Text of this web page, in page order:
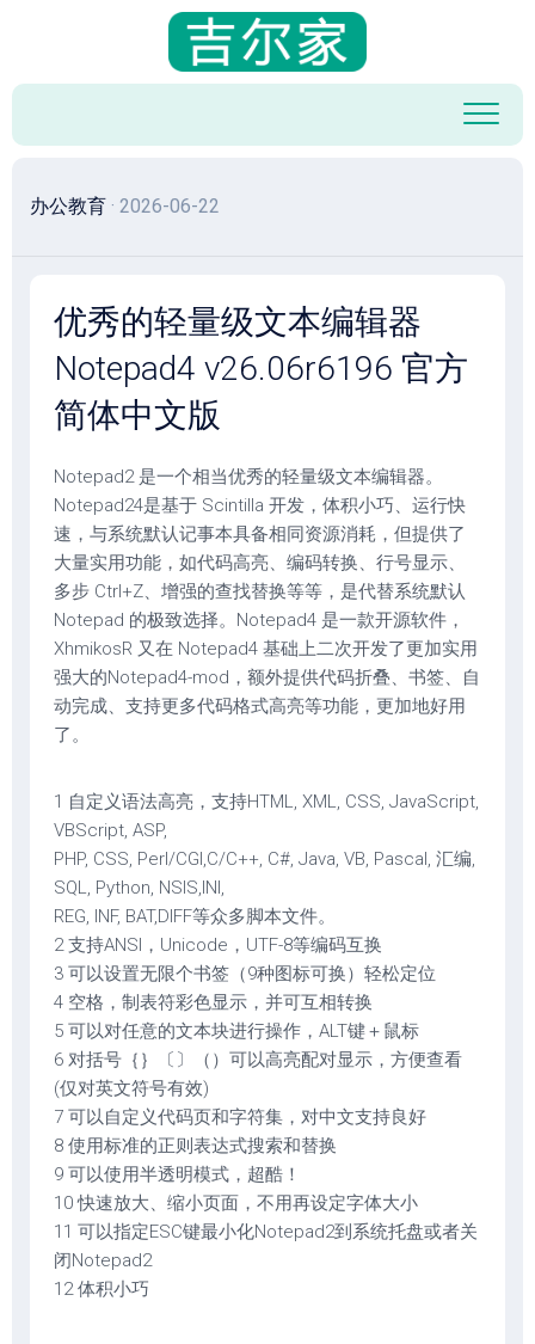
容
办公教育 · 2026-06-22
优秀的轻量级文本编辑器
Notepad4 v26.06r6196 官方
简体中文版
Notepad2 是一个相当优秀的轻量级文本编辑器。
Notepad24是基于 Scintilla 开发，体积小巧、运行快
速，与系统默认记事本具备相同资源消耗，但提供了
大量实用功能，如代码高亮、编码转换、行号显示、
多步 Ctrl+Z、增强的查找替换等等，是代替系统默认
Notepad 的极致选择。Notepad4 是一款开源软件，
XhmikosR 又在 Notepad4 基础上二次开发了更加实用
强大的Notepad4-mod，额外提供代码折叠、书签、自
动完成、支持更多代码格式高亮等功能，更加地好用
了。
1 自定义语法高亮，支持HTML, XML, CSS, JavaScript,
VBScript, ASP,
PHP, CSS, Perl/CGI,C/C++, C#, Java, VB, Pascal, 汇编,
SQL, Python, NSIS,INI,
REG, INF, BAT,DIFF等众多脚本文件。
2 支持ANSI，Unicode，UTF-8等编码互换
3 可以设置无限个书签（9种图标可换）轻松定位
4 空格，制表符彩色显示，并可互相转换
5 可以对任意的文本块进行操作，ALT键＋鼠标
6 对括号｛｝〔〕（）可以高亮配对显示，方便查看
(仅对英文符号有效)
7 可以自定义代码页和字符集，对中文支持良好
8 使用标准的正则表达式搜索和替换
9 可以使用半透明模式，超酷！
10 快速放大、缩小页面，不用再设定字体大小
11 可以指定ESC键最小化Notepad2到系统托盘或者关
闭Notepad2
12 体积小巧